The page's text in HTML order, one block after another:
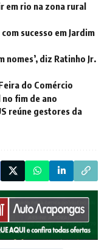
em rio na zona rural
sucesso em Jardim
nomes’, diz Ratinho Jr.
do Comércio
fim de ano
reúne gestores da